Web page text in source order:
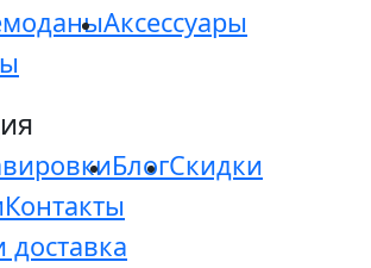
Аксессуары
БлогСкидки
Контакты
доставка